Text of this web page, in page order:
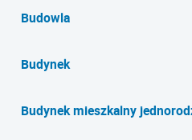
Budowla
Budynek
Budynek mieszkalny